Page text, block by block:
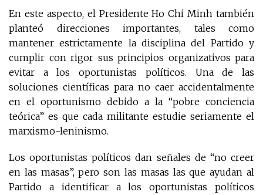
En este aspecto, el Presidente Ho Chi Minh también
planteó direcciones importantes, tales como
mantener estrictamente la disciplina del Partido y
cumplir con rigor sus principios organizativos para
evitar a los oportunistas políticos. Una de las
soluciones científicas para no caer accidentalmente
en el oportunismo debido a la “pobre conciencia
teórica” ​​es que cada militante estudie seriamente el
marxismo-leninismo.
Los oportunistas políticos dan señales de “no creer
en las masas”, pero son las masas las que ayudan al
Partido a identificar a los oportunistas políticos